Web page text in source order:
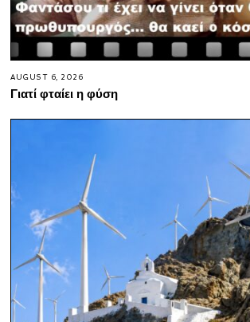
AUGUST 6, 2026
Γιατί φταίει η φύση